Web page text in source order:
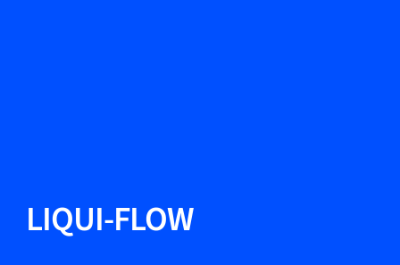
Produits
LIQUI-FLOW